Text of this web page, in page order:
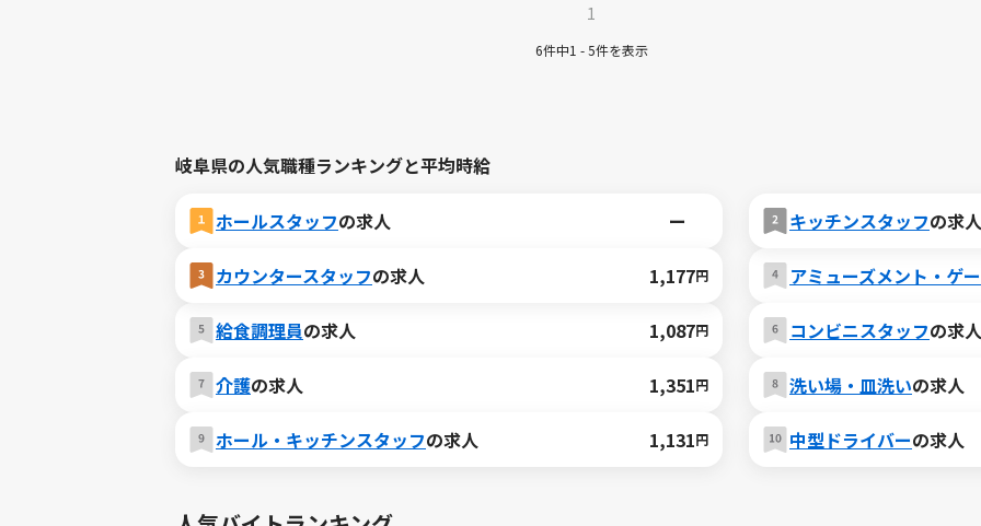
1
6件中1 - 5件を表示
岐阜県の人気職種ランキングと平均時給
ホールスタッフの求人 ー キッチンスタッフの求人
カウンタースタッフの求人 1,177円 アミューズメント・ゲ
給食調理員の求人 1,087円 コンビニスタッフの求人
介護の求人 1,351円 洗い場・皿洗いの求人
ホール・キッチンスタッフの求人 1,131円 中型ドライバーの求人